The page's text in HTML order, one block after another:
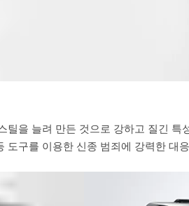
을 늘려 만든 것으로 강하고 질긴
구를 이용한 신종 범죄에 강력한 대